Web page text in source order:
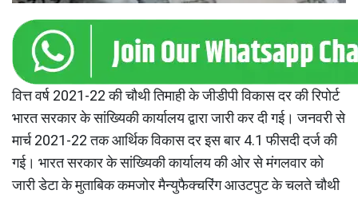
वित्त वर्ष 2021-22 की चौथी तिमाही के जीडीपी विकास दर की रिपोर्ट
भारत सरकार के सांख्यिकी कार्यालय द्वारा जारी कर दी गई। जनवरी से
मार्च 2021-22 तक आर्थिक विकास दर इस बार 4.1 फीसदी दर्ज की
गई। भारत सरकार के सांख्यिकी कार्यालय की ओर से मंगलवार को
जारी डेटा के मुताबिक कमजोर मैन्युफैक्चरिंग आउटपुट के चलते चौथी